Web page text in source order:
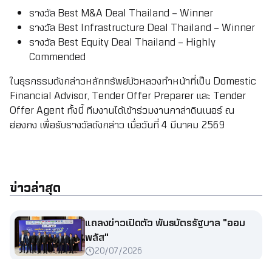
รางวัล Best M&A Deal Thailand – Winner
รางวัล Best Infrastructure Deal Thailand – Winner
รางวัล Best Equity Deal Thailand – Highly
Commended
ในธุรกรรมดังกล่าวหลักทรัพย์บัวหลวงทำหน้าที่เป็น Domestic
Financial Advisor, Tender Offer Preparer และ Tender
Offer Agent ทั้งนี้ ทีมงานได้เข้าร่วมงานกาล่าดินเนอร์ ณ
ฮ่องกง เพื่อรับรางวัลดังกล่าว เมื่อวันที่ 4 มีนาคม 2569
ข่าวล่าสุด
แถลงข่าวเปิดตัว พันธบัตรรัฐบาล "ออม
พลัส"
20/07/2026